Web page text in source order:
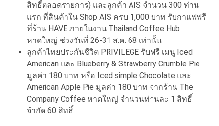
สิทธิ์ตลอดรายการ) และลูกค้า AIS จำนวน 300 ท่าน
แรก ที่สินค้าใน Shop AIS ครบ 1,000 บาท รับกาแฟฟรี
ที่ร้าน HAVE ภายในงาน Thailand Coffee Hub
หาดใหญ่ ช่วงวันที่ 26-31 ส.ค. 68 เท่านั้น
ลูกค้าไทยประกันชีวิต PRIVILEGE รับฟรี ​เมนู Iced
American และ Blueberry & Strawberry Crumble Pie ​
มูลค่า 180 บาท หรือ Iced simple Chocolate และ
American Apple Pie ​มูลค่า 180 บาท จากร้าน The
Company Coffee หาดใหญ่ จำนวนท่านละ 1 สิทธิ์
จำกัด 60 สิทธิ์​